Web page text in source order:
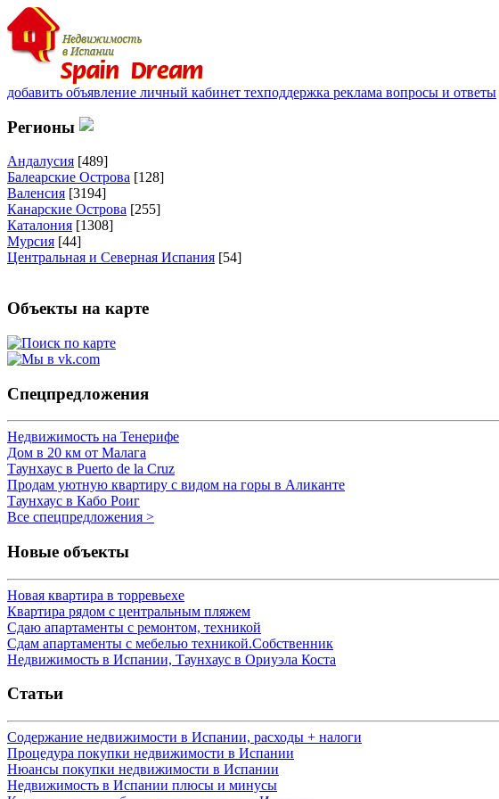
добавить объявление личный кабинет техподдержка реклама вопросы и ответы
Регионы
Андалусия [489]
Балеарские Острова [128]
Валенсия [3194]
Канарские Острова [255]
Каталония [1308]
Мурсия [44]
Центральная и Северная Испания [54]
Объекты на карте
Спецпредложения
Недвижимость на Тенерифе
Дом в 20 км от Малага
Таунхаус в Puerto de la Cruz
Продам уютную квартиру с видом на горы в Аликанте
Таунхаус в Кабо Роиг
Все спецпредложения >
Новые объекты
Новая квартира в торревьехе
Квартира рядом с центральным пляжем
Сдаю апартаменты с ремонтом, техникой
Сдам апартаменты с мебелью техникой.Собственник
Недвижимость в Испании, Таунхаус в Ориуэла Коста
Статьи
Содержание недвижимости в Испании, расходы + налоги
Процедура покупки недвижимости в Испании
Нюансы покупки недвижимости в Испании
Недвижимость в Испании плюсы и минусы